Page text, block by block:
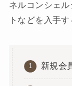
ネルコンシェ
トなどを入手
新規会